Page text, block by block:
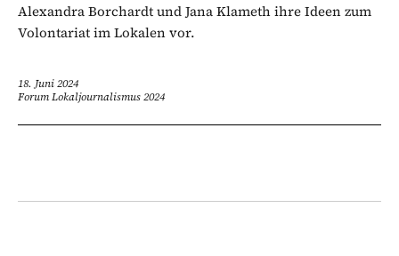
Alexandra Borchardt und Jana Klameth ihre Ideen zum
Volontariat im Lokalen vor.
18. Juni 2024
Forum Lokaljournalismus 2024